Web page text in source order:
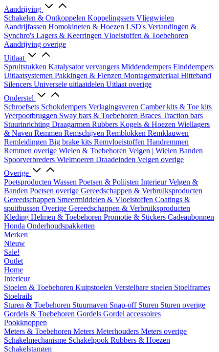
Aandrijving
Schakelen & Ontkoppelen Koppelingssets Vliegwielen
Aandrijfassen Homokineten & Hoezen LSD's Vertandingen &
Synchro's Lagers & Keerringen Vloeistoffen & Toebehoren
Aandrijving overige
Uitlaat
Spruitstukken Katalysator vervangers Middendempers Einddempers
Uitlaatsystemen Pakkingen & Flenzen Montagemateriaal Hitteband
Silencers Universele uitlaatdelen Uitlaat overige
Onderstel
Schroefsets Schokdempers Verlagingsveren Camber kits & Toe kits
Veerpootbruggen Sway bars & Toebehoren Braces Traction bars
Stuurinrichting Draagarmen Rubbers Kogels & Hoezen Wiellagers
& Naven Remmen Remschijven Remblokken Remklauwen
Remleidingen Big brake kits Remvloeistoffen Handremmen
Remmen overige Wielen & Toebehoren Velgen | Wielen Banden
Spoorverbreders Wielmoeren Draadeinden Velgen overige
Overige
Poetsproducten Wassen Poetsen & Polijsten InterieurVelgen &
Banden Poetsen overige Gereedschappen & Verbruiksproducten
Gereedschappen Smeermiddelen & Vloeistoffen Coatings &
spuitbussen Overige Gereedschappen & Verbruiksproducten
Kleding Helmen & Toebehoren Promotie & Stickers Cadeaubonnen
Honda Onderhoudspakketten
Merken
Nieuw
Sale!
Outlet
Home
Interieur
Stoelen & Toebehoren Kuipstoelen Verstelbare stoelen Stoelframes
Stoelrails
Sturen & Toebehoren Stuurnaven Snap-off Sturen Sturen overige
Gordels & Toebehoren Gordels Gordel accessoires
Pookknoppen
Meters & Toebehoren Meters Meterhouders Meters overige
Schakelmechanisme Schakelpook Rubbers & Hoezen
Schakelstangen